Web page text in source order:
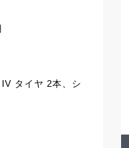
タイヤ 2本、シ